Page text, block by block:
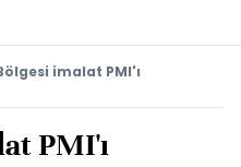
imalat PMI'ı
PMI'ı